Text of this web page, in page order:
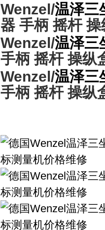
Wenzel/温泽三
器 手柄 摇杆
Wenzel/温泽三
手柄 摇杆 操纵
Wenzel/温泽三
手柄 摇杆 操纵